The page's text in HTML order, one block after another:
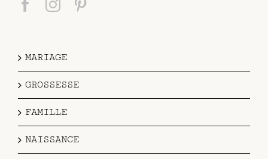
MARIAGE
GROSSESSE
FAMILLE
NAISSANCE